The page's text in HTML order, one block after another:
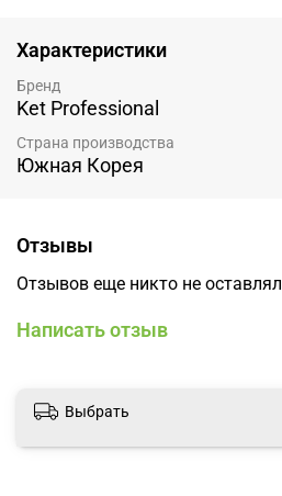
Характеристики
Бренд
Ket Professional
Страна производства
Южная Корея
Отзывы
Отзывов еще никто не оставлял
Написать отзыв
Выбрать